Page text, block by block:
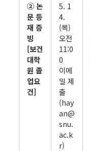
② 논
문 등
재 증
빙
[보건
대학
원 졸
업요
건]
5. 1
4.
(목)
오전
11:0
0
이메
일 제
출
(hay
an@
snu.
ac.k
r)